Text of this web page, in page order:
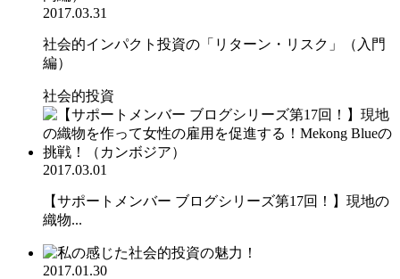
2017.03.31
社会的インパクト投資の「リターン・リスク」（入門
編）
社会的投資
2017.03.01
【サポートメンバー ブログシリーズ第17回！】現地の
織物...
2017.01.30